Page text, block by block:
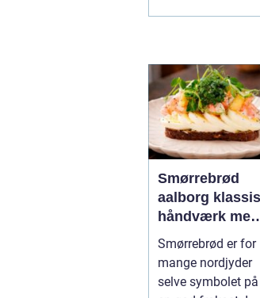
Smørrebrød
aalborg klassisk
håndværk med
moderne twist
Smørrebrød er for
mange nordjyder
selve symbolet på